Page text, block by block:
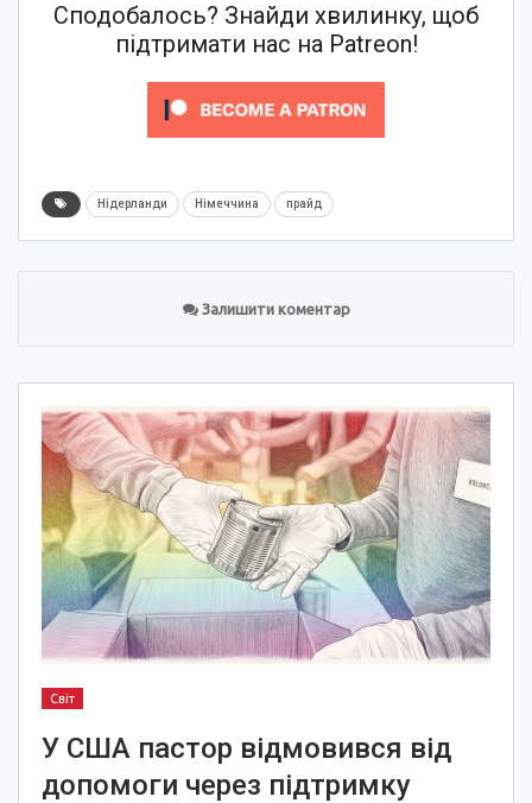
Сподобалось? Знайди хвилинку, щоб
підтримати нас на Patreon!
Нідерланди Німеччина прайд
Залишити коментар
Світ
У США пастор відмовився від
допомоги через підтримку